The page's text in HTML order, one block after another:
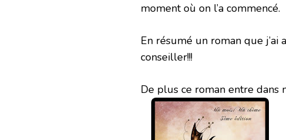
moment où on l’a commencé.
En résumé un roman que
conseiller!!!
De plus ce roman entre dans